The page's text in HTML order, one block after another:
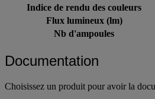
Indice de rendu des couleurs
Flux lumineux (lm)
Nb d'ampoules
Documentation
Choisissez un produit pour avoir la